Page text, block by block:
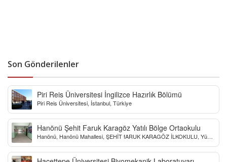
Son Gönderilenler
Piri Reis Üniversitesi İngilizce Hazırlık Bölümü
Piri Reis Üniversitesi, İstanbul, Türkiye
Hanönü Şehit Faruk Karagöz Yatılı Bölge Ortaokulu
Hanönü, Hanönü Mahallesi, ŞEHİT fARUK KARAGÖZ İLKOKULU, Yücel